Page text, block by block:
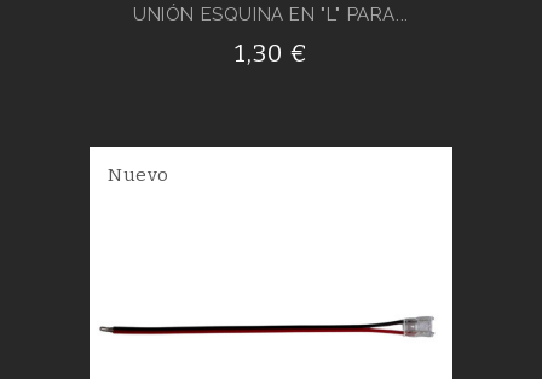
UNIÓN ESQUINA EN "L" PARA...
1,30 €
Nuevo